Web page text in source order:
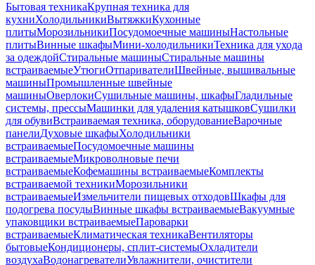
Бытовая техникаКрупная техника для
кухниХолодильникиВытяжкиКухонные
плитыМорозильникиПосудомоечные машиныНастольные
плитыВинные шкафыМини-холодильникиТехника для ухода
за одеждойСтиральные машиныСтиральные машины
встраиваемыеУтюгиОтпаривателиШвейные, вышивальные
машиныПромышленные швейные
машиныОверлокиСушильные машины, шкафыГладильные
системы, прессыМашинки для удаления катышковСушилки
для обувиВстраиваемая техника, оборудованиеВарочные
панелиДуховые шкафыХолодильники
встраиваемыеПосудомоечные машины
встраиваемыеМикроволновые печи
встраиваемыеКофемашины встраиваемыеКомплекты
встраиваемой техникиМорозильники
встраиваемыеИзмельчители пищевых отходовШкафы для
подогрева посудыВинные шкафы встраиваемыеВакуумные
упаковщики встраиваемыеПароварки
встраиваемыеКлиматическая техникаВентиляторы
бытовыеКондиционеры, сплит-системыОхладители
воздухаВодонагревателиУвлажнители, очистители